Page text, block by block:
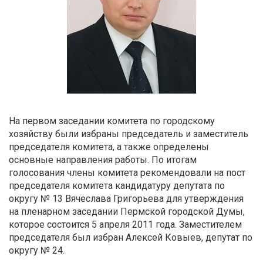
На первом заседании комитета по городскому
хозяйству были избраны председатель и заместитель
председателя комитета, а также определены
основные направления работы. По итогам
голосования члены комитета рекомендовали на пост
председателя комитета кандидатуру депутата по
округу № 13 Вячеслава Григорьева для утверждения
на пленарном заседании Пермской городской Думы,
которое состоится 5 апреля 2011 года. Заместителем
председателя был избран Алексей Ковыев, депутат по
округу № 24.